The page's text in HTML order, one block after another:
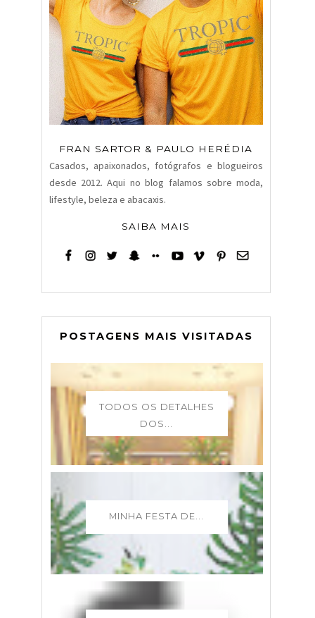
FRAN SARTOR & PAULO HERÉDIA
Casados, apaixonados, fotógrafos e blogueiros
desde 2012. Aqui no blog falamos sobre moda,
lifestyle, beleza e abacaxis.
SAIBA MAIS
POSTAGENS MAIS VISITADAS
TODOS OS DETALHES
DOS...
MINHA FESTA DE...